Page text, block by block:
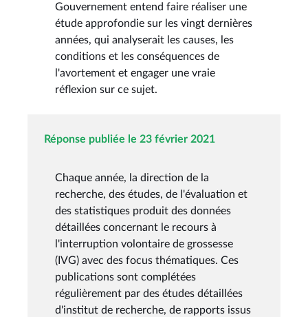
Gouvernement entend faire réaliser une
étude approfondie sur les vingt dernières
années, qui analyserait les causes, les
conditions et les conséquences de
l'avortement et engager une vraie
réflexion sur ce sujet.
Réponse publiée le 23 février 2021
Chaque année, la direction de la
recherche, des études, de l'évaluation et
des statistiques produit des données
détaillées concernant le recours à
l'interruption volontaire de grossesse
(IVG) avec des focus thématiques. Ces
publications sont complétées
régulièrement par des études détaillées
d'institut de recherche, de rapports issus